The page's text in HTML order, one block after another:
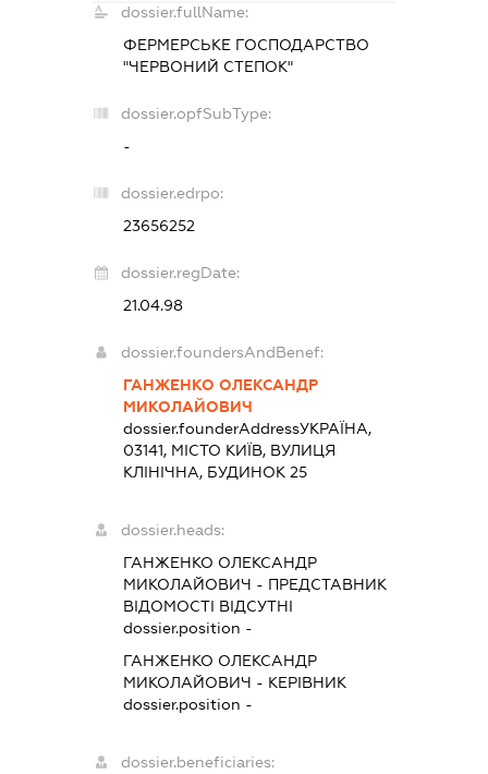
dossier.fullName:
ФЕРМЕРСЬКЕ ГОСПОДАРСТВО
"ЧЕРВОНИЙ СТЕПОК"
dossier.opfSubType:
-
dossier.edrpo:
23656252
dossier.regDate:
21.04.98
dossier.foundersAndBenef:
ГАНЖЕНКО ОЛЕКСАНДР
МИКОЛАЙОВИЧ
dossier.founderAddressУКРАЇНА,
03141, МІСТО КИЇВ, ВУЛИЦЯ
КЛІНІЧНА, БУДИНОК 25
dossier.heads:
ГАНЖЕНКО ОЛЕКСАНДР
МИКОЛАЙОВИЧ - ПРЕДСТАВНИК
ВІДОМОСТІ ВІДСУТНІ
dossier.position -
ГАНЖЕНКО ОЛЕКСАНДР
МИКОЛАЙОВИЧ - КЕРІВНИК
dossier.position -
dossier.beneficiaries: